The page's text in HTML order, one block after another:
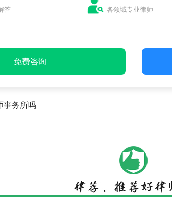
答 各领域专业律师
免费咨询
事务所吗